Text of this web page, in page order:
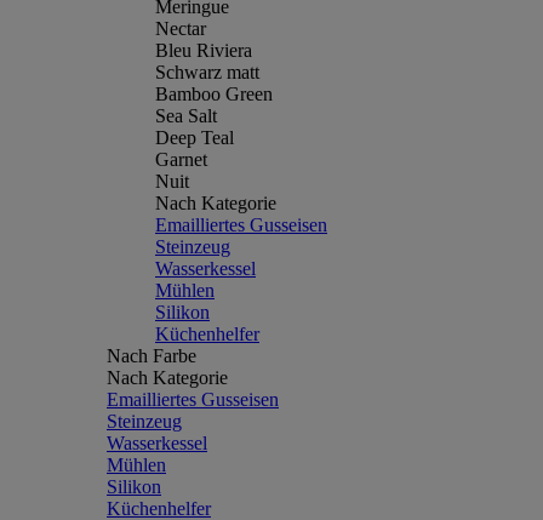
Meringue
Nectar
Bleu Riviera
Schwarz matt
Bamboo Green
Sea Salt
Deep Teal
Garnet
Nuit
Nach Kategorie
Emailliertes Gusseisen
Steinzeug
Wasserkessel
Mühlen
Silikon
Küchenhelfer
Nach Farbe
Nach Kategorie
Emailliertes Gusseisen
Steinzeug
Wasserkessel
Mühlen
Silikon
Küchenhelfer